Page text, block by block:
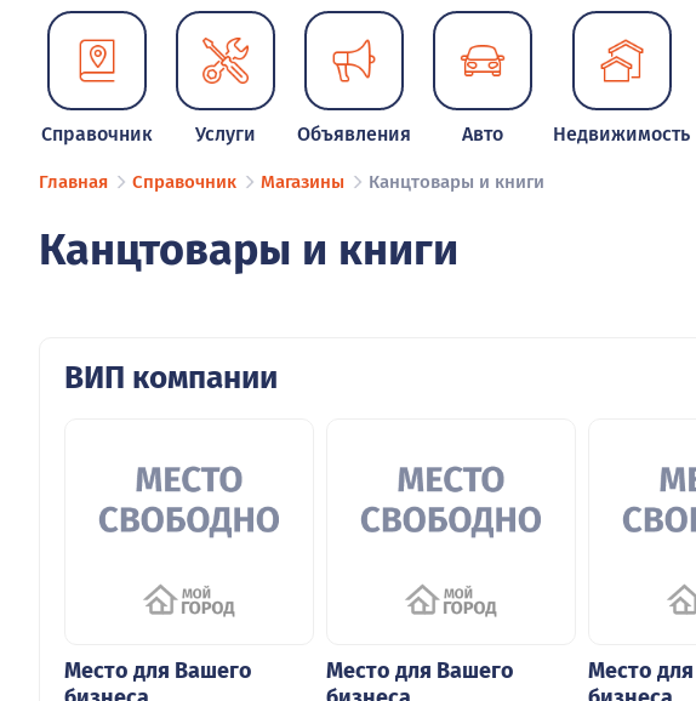
Справочник Услуги Объявления Авто Недвижимость
Главная Справочник Магазины Канцтовары и книги
Канцтовары и книги
ВИП компании
Место для Вашего
Место для Вашего
Место